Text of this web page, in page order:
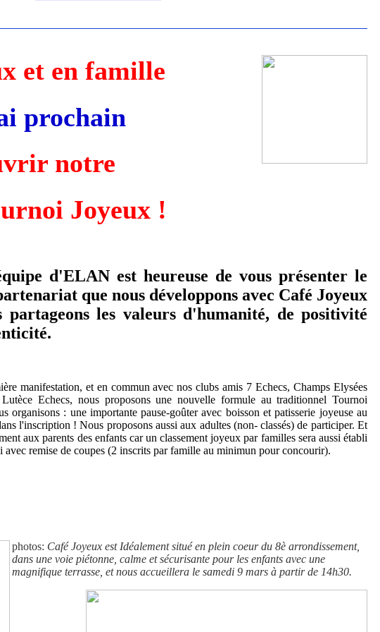
et en famille
prochain
notre
Joyeux !
d'ELAN est heureuse de vous présenter le
que nous développons avec Café Joyeux
partageons les valeurs d'humanité, de positivité
manifestation, et en commun avec nos clubs amis 7 Echecs, Champs Elysées
Echecs, nous proposons une nouvelle formule au traditionnel Tournoi
organisons : une importante pause-goûter avec boisson et patisserie joyeuse au
l'inscription ! Nous proposons aussi aux adultes (non- classés) de participer. Et
aux parents des enfants car un classement joyeux par familles sera aussi établi
avec remise de coupes (2 inscrits par famille au minimun pour concourir).
photos: Café Joyeux est Idéalement situé en plein coeur du 8è arrondissement,
dans une voie piétonne, calme et sécurisante pour les enfants avec une
magnifique terrasse, et nous accueillera le samedi 9 mars à partir de 14h30.